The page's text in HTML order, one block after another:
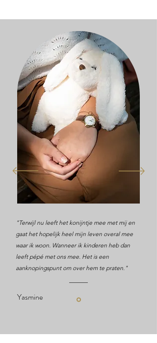
"Terwijl nu leeft het konijntje mee met mij en
gaat het hopelijk heel mijn leven overal mee
waar ik woon. Wanneer ik kinderen heb dan
leeft pépé met ons mee. Het is een
aanknopingspunt om over hem te praten."
Yasmine